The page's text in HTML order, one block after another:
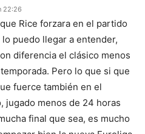
22:26
Rice forzara en el partido
puedo llegar a entender,
diferencia el clásico menos
Pero lo que si que
fuerce también en el
jugado menos de 24 horas
final que sea, es mucho